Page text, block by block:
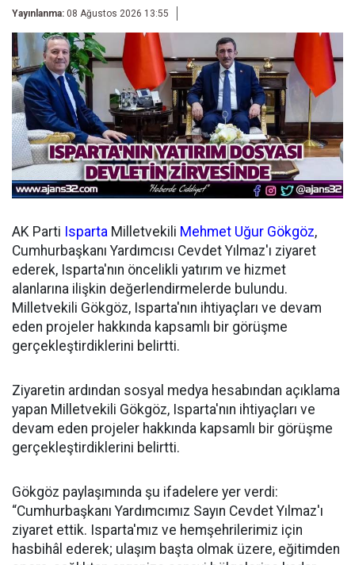
Yayınlanma: 08 Ağustos 2026 13:55
AK Parti Isparta Milletvekili Mehmet Uğur Gökgöz,
Cumhurbaşkanı Yardımcısı Cevdet Yılmaz'ı ziyaret
ederek, Isparta'nın öncelikli yatırım ve hizmet
alanlarına ilişkin değerlendirmelerde bulundu.
Milletvekili Gökgöz, Isparta'nın ihtiyaçları ve devam
eden projeler hakkında kapsamlı bir görüşme
gerçekleştirdiklerini belirtti.
Ziyaretin ardından sosyal medya hesabından açıklama
yapan Milletvekili Gökgöz, Isparta'nın ihtiyaçları ve
devam eden projeler hakkında kapsamlı bir görüşme
gerçekleştirdiklerini belirtti.
Gökgöz paylaşımında şu ifadelere yer verdi:
“Cumhurbaşkanı Yardımcımız Sayın Cevdet Yılmaz'ı
ziyaret ettik. Isparta'mız ve hemşehrilerimiz için
hasbihâl ederek; ulaşım başta olmak üzere, eğitimden